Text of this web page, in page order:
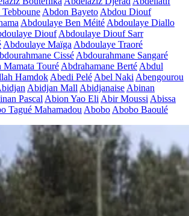
Abdon Bayeto Abdou Diouf
Abdoulaye Ben Méité Abdoulaye Diallo
Diouf Abdoulaye Diouf Sarr
Abdoulaye Maïga Abdoulaye Traoré
Cissé Abdourahmane Sangaré
Mamata Touré Abdrahamane Berté Abdul
Hamdok Abedi Pelé Abel Naki Abengourou
Abidjan Mall Abidjanaise Abinan
Pascal Abion Yao Eli Abir Moussi Abissa
Tagué Mahamadou Abobo Abobo Baoulé